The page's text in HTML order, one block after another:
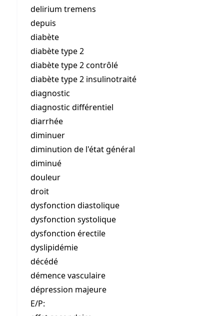
delirium tremens
depuis
diabète
diabète type 2
diabète type 2 contrôlé
diabète type 2 insulinotraité
diagnostic
diagnostic différentiel
diarrhée
diminuer
diminution de l'état général
diminué
douleur
droit
dysfonction diastolique
dysfonction systolique
dysfonction érectile
dyslipidémie
décédé
démence vasculaire
dépression majeure
E/P: